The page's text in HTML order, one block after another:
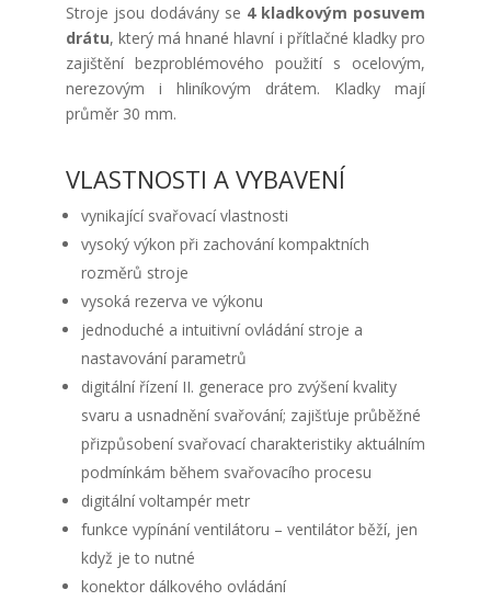
Stroje jsou dodávány se 4 kladkovým posuvem
drátu, který má hnané hlavní i přítlačné kladky pro
zajištění bezproblémového použití s ocelovým,
nerezovým i hliníkovým drátem. Kladky mají
průměr 30 mm.
VLASTNOSTI A VYBAVENÍ
vynikající svařovací vlastnosti
vysoký výkon při zachování kompaktních
rozměrů stroje
vysoká rezerva ve výkonu
jednoduché a intuitivní ovládání stroje a
nastavování parametrů
digitální řízení II. generace pro zvýšení kvality
svaru a usnadnění svařování; zajišťuje průběžné
přizpůsobení svařovací charakteristiky aktuálním
podmínkám během svařovacího procesu
digitální voltampér metr
funkce vypínání ventilátoru – ventilátor běží, jen
když je to nutné
konektor dálkového ovládání